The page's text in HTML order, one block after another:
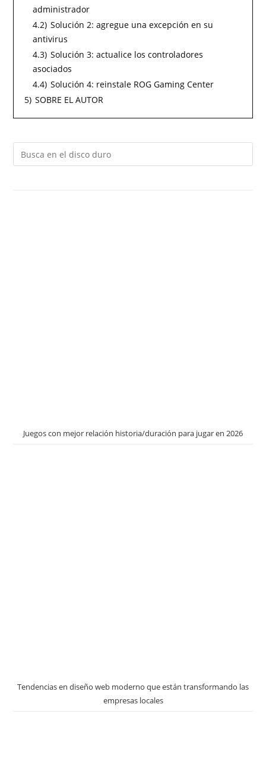
administrador
4.2) Solución 2: agregue una excepción en su
antivirus
4.3) Solución 3: actualice los controladores
asociados
4.4) Solución 4: reinstale ROG Gaming Center
5) SOBRE EL AUTOR
Juegos con mejor relación historia/duración para jugar en 2026
Tendencias en diseño web moderno que están transformando las
empresas locales